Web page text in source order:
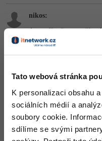
Tato webová stránka
K personalizaci obsahu
sociálních médií a
soubory cookie.
sdílíme se svými
nikos:
Ano, píšu, že se snažím
kontrolce) podstrčit
Teď jsem si vytvořil ve
Bohužel stále jí v
vlastnosti a metodu
Formu se mi podaří a